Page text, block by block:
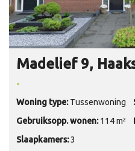
Madelief 9,
-
Woning type: Tussenwoning
Gebruiksopp. wonen: 114 m²
Slaapkamers:3